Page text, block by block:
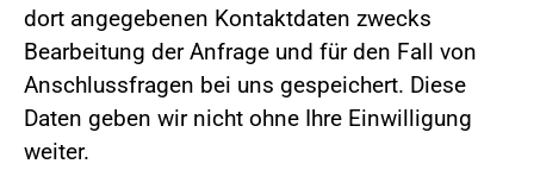
dort angegebenen Kontaktdaten zwecks
Bearbeitung der Anfrage und für den Fall von
Anschlussfragen bei uns gespeichert. Diese
Daten geben wir nicht ohne Ihre Einwilligung
weiter.